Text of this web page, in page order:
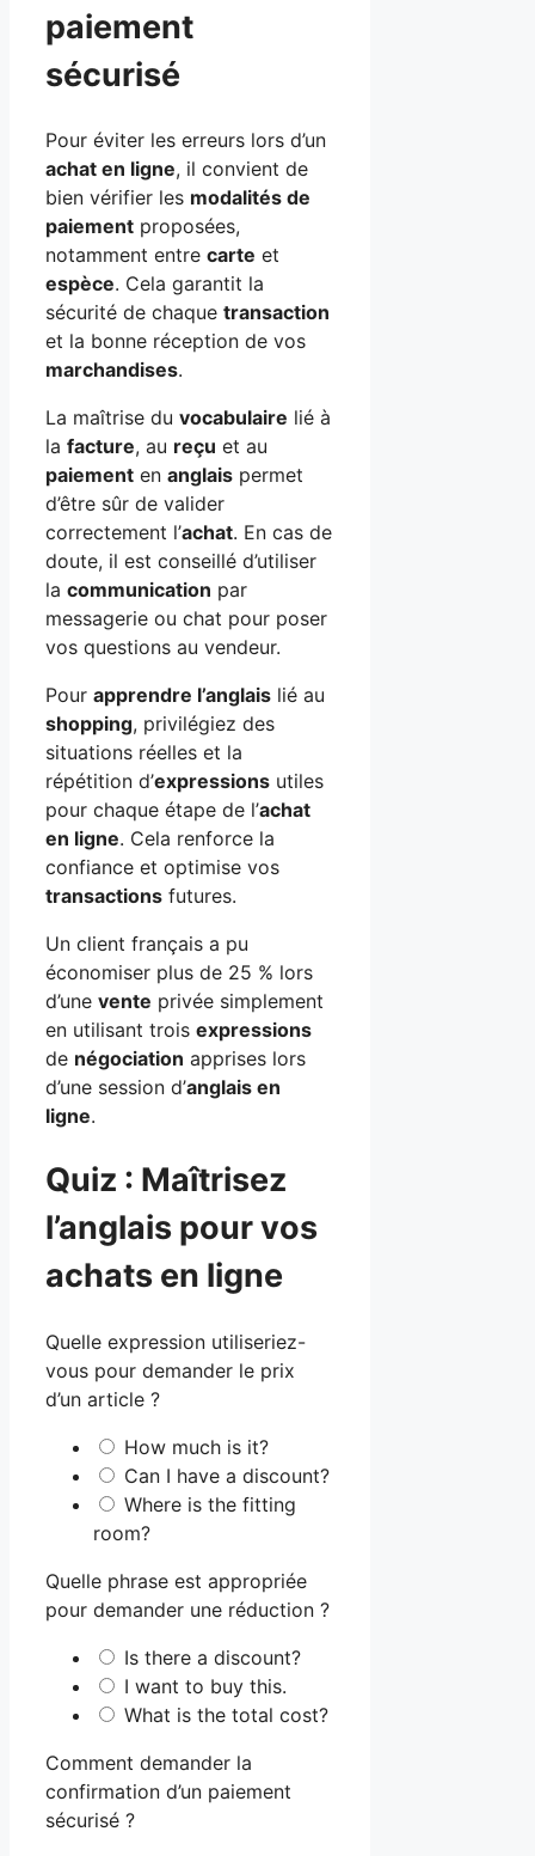
paiement
sécurisé
Pour éviter les erreurs lors d’un
achat en ligne, il convient de
bien vérifier les modalités de
paiement proposées,
notamment entre carte et
espèce. Cela garantit la
sécurité de chaque transaction
et la bonne réception de vos
marchandises.
La maîtrise du vocabulaire lié à
la facture, au reçu et au
paiement en anglais permet
d’être sûr de valider
correctement l’achat. En cas de
doute, il est conseillé d’utiliser
la communication par
messagerie ou chat pour poser
vos questions au vendeur.
Pour apprendre l’anglais lié au
shopping, privilégiez des
situations réelles et la
répétition d’expressions utiles
pour chaque étape de l’achat
en ligne. Cela renforce la
confiance et optimise vos
transactions futures.
Un client français a pu
économiser plus de 25 % lors
d’une vente privée simplement
en utilisant trois expressions
de négociation apprises lors
d’une session d’anglais en
ligne.
Quiz : Maîtrisez
l’anglais pour vos
achats en ligne
Quelle expression utiliseriez-
vous pour demander le prix
d’un article ?
How much is it?
Can I have a discount?
Where is the fitting
room?
Quelle phrase est appropriée
pour demander une réduction ?
Is there a discount?
I want to buy this.
What is the total cost?
Comment demander la
confirmation d’un paiement
sécurisé ?